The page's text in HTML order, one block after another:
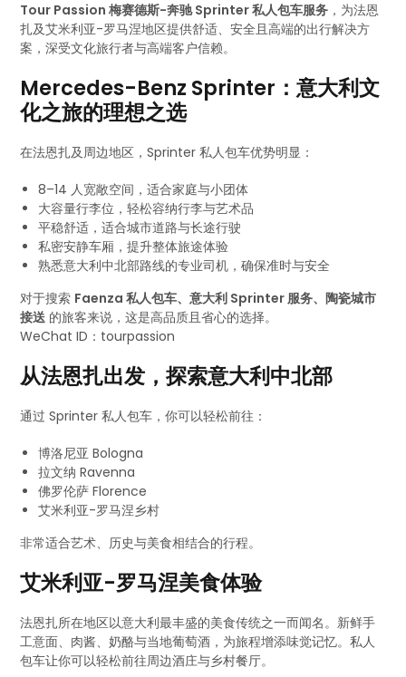
Tour Passion 梅赛德斯-奔驰 Sprinter 私人包车服务 ，为法恩
扎及艾米利亚-罗马涅地区提供舒适、安全且高端的出行解决方
案，深受文化旅行者与高端客户信赖。
Mercedes-Benz Sprinter：意大利文
化之旅的理想之选
在法恩扎及周边地区，Sprinter 私人包车优势明显：
8–14 人宽敞空间，适合家庭与小团体
大容量行李位，轻松容纳行李与艺术品
平稳舒适，适合城市道路与长途行驶
私密安静车厢，提升整体旅途体验
熟悉意大利中北部路线的专业司机，确保准时与安全
对于搜索 Faenza 私人包车、意大利 Sprinter 服务、陶瓷城市
接送 的旅客来说，这是高品质且省心的选择。
WeChat ID：tourpassion
从法恩扎出发，探索意大利中北部
通过 Sprinter 私人包车，你可以轻松前往：
博洛尼亚 Bologna
拉文纳 Ravenna
佛罗伦萨 Florence
艾米利亚-罗马涅乡村
非常适合艺术、历史与美食相结合的行程。
艾米利亚-罗马涅美食体验
法恩扎所在地区以意大利最丰盛的美食传统之一而闻名。新鲜手
工意面、肉酱、奶酪与当地葡萄酒，为旅程增添味觉记忆。私人
包车让你可以轻松前往周边酒庄与乡村餐厅。